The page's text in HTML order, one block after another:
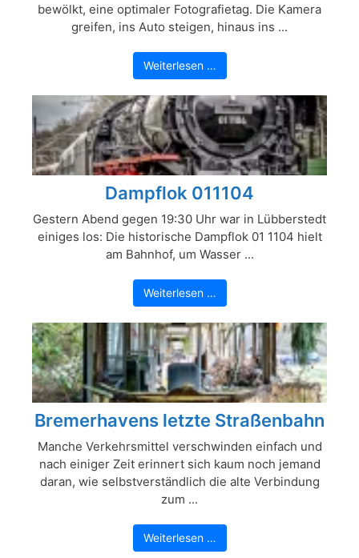
bewölkt, eine optimaler Fotografietag. Die Kamera
greifen, ins Auto steigen, hinaus ins ...
Weiterlesen …
Dampflok 011104
Gestern Abend gegen 19:30 Uhr war in Lübberstedt
einiges los: Die historische Dampflok 01 1104 hielt
am Bahnhof, um Wasser ...
Weiterlesen …
Bremerhavens letzte Straßenbahn
Manche Verkehrsmittel verschwinden einfach und
nach einiger Zeit erinnert sich kaum noch jemand
daran, wie selbstverständlich die alte Verbindung
zum ...
Weiterlesen …